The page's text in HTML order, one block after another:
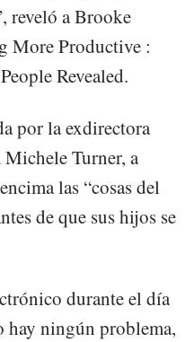
reveló a Brooke
More Productive :
Revealed.
por la exdirectora
Turner, a
las “cosas del
de que sus hijos se
durante el día
hay ningún problema,